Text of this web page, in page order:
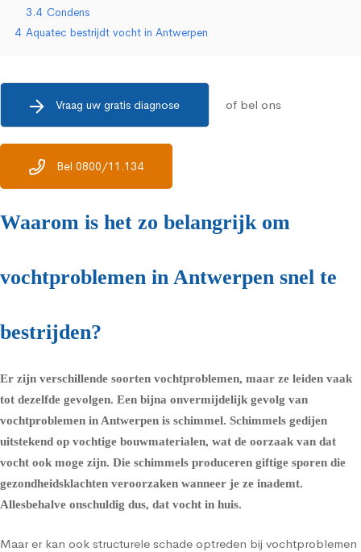
3.4 Condens
4 Aquatec bestrijdt vocht in Antwerpen
Vraag uw gratis diagnose of bel ons
Bel 0800/11.134
Waarom is het zo belangrijk om
vochtproblemen in Antwerpen snel te
bestrijden?
Er zijn verschillende soorten vochtproblemen, maar ze leiden vaak
tot dezelfde gevolgen. Een bijna onvermijdelijk gevolg van
vochtproblemen in Antwerpen is schimmel. Schimmels gedijen
uitstekend op vochtige bouwmaterialen, wat de oorzaak van dat
vocht ook moge zijn. Die schimmels produceren giftige sporen die
gezondheidsklachten veroorzaken wanneer je ze inademt.
Allesbehalve onschuldig dus, dat vocht in huis.
Maar er kan ook structurele schade optreden bij vochtproblemen